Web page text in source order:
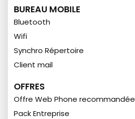
BUREAU MOBILE
Bluetooth
Wifi
Synchro Répertoire
Client mail
OFFRES
Offre Web Phone recommandée
Pack Entreprise